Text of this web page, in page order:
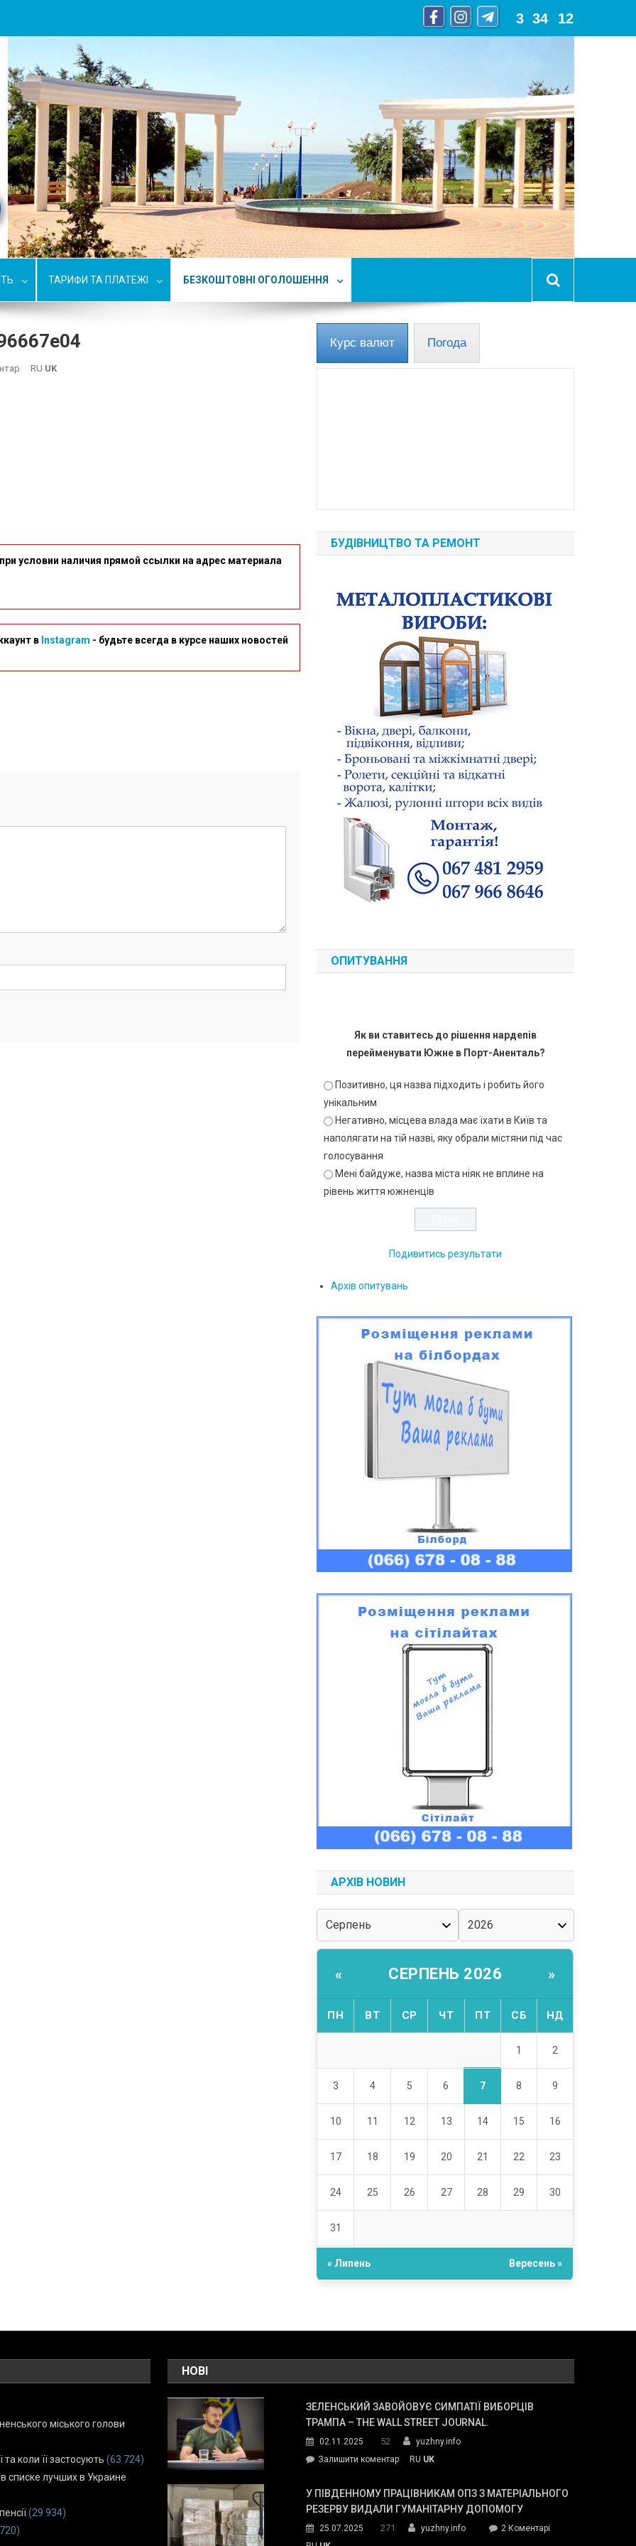
3 34 14
ТАРИФИ ТА ПЛАТЕЖІ БЕЗКОШТОВНІ ОГОЛОШЕННЯ
RU UK
условии наличия прямой ссылки на адрес материала
в Instagram - будьте всегда в курсе наших новостей
Курс валют Погода
БУДІВНИЦТВО ТА РЕМОНТ
ОПИТУВАННЯ
Як ви ставитесь до рішення нардепів
перейменувати Южне в Порт-Аненталь?
Позитивно, ця назва підходить і робить його
унікальним
Негативно, місцева влада має їхати в Київ та
наполягати на тій назві, яку обрали містяни під час
голосування
Мені байдуже, назва міста ніяк не вплине на
рівень життя южненців
Подивитись результати
Архів опитувань
АРХІВ НОВИН
« СЕРПЕНЬ 2026 »
ПН ВТ СР ЧТ ПТ СБ НД
1 2
3 4 5 6 7 8 9
10 11 12 13 14 15 16
17 18 19 20 21 22 23
24 25 26 27 28 29 30
31
« Липень Вересень »
міського голови
коли її застосують (63 724)
списке лучших в Украине
(29 934)
НОВІ
ЗЕЛЕНСЬКИЙ ЗАВОЙОВУЄ СИМПАТІЇ ВИБОРЦІВ
ТРАМПА – THE WALL STREET JOURNAL.
02.11.2025 52
yuzhny.info
Залишити коментарon
завойовує
симпатії
Трампа
RU UK
У ПІВДЕННОМУ ПРАЦІВНИКАМ ОПЗ З МАТЕРІАЛЬНОГО
РЕЗЕРВУ ВИДАЛИ ГУМАНІТАРНУ ДОПОМОГУ
25.07.2025 271 yuzhny.info 2 Коментарідо